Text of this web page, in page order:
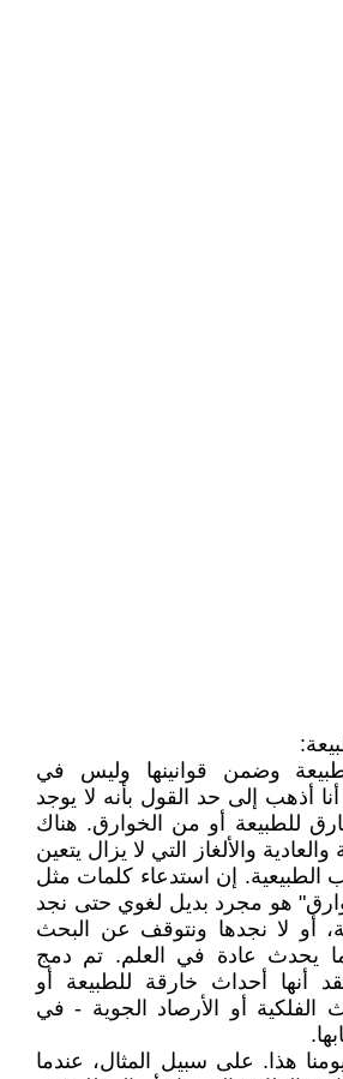
وضمن قوانينها وليس في
أذهب إلى حد القول بأنه لا يوجد
للطبيعة أو من الخوارق. هناك
والألغاز التي لا يزال يتعين
الطبيعية. إن استدعاء كلمات مثل
هو مجرد بديل لغوي حتى نجد
أو لا نجدها ونتوقف عن البحث
ما يحدث عادة في العلم. تم دمج
أنها أحداث خارقة للطبيعة أو
الفلكية أو الأرصاد الجوية - في
هذا. على سبيل المثال، عندما